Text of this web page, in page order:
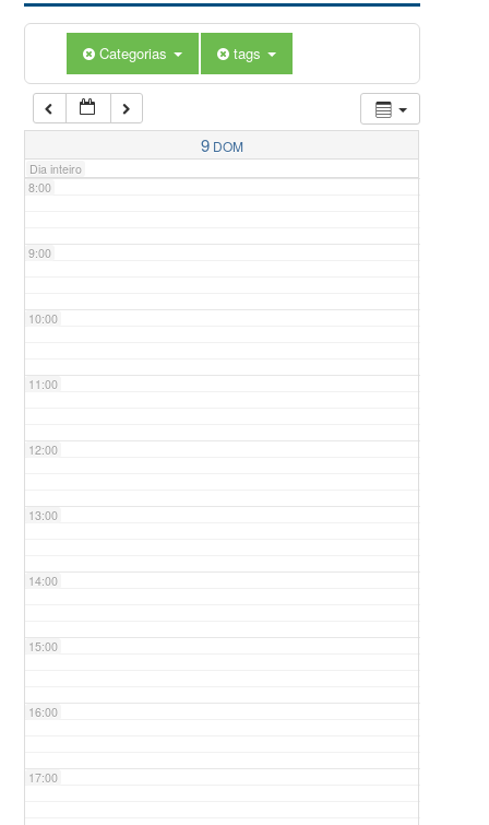
Categorias tags
9 DOM
Dia inteiro
7:00
8:00
9:00
10:00
11:00
12:00
13:00
14:00
15:00
16:00
17:00